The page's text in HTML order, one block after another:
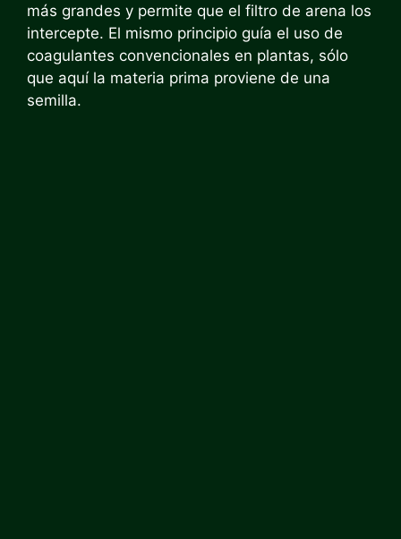
más grandes y permite que el filtro de arena los
intercepte. El mismo principio guía el uso de
coagulantes convencionales en plantas, sólo
que aquí la materia prima proviene de una
semilla.